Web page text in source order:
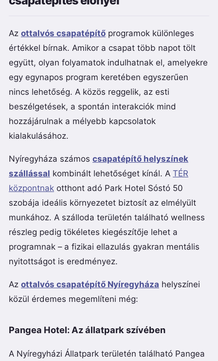
Az ottalvós csapatépítő programok különleges
értékkel bírnak. Amikor a csapat több napot tölt
együtt, olyan folyamatok indulhatnak el, amelyekre
egy egynapos program keretében egyszerűen
nincs lehetőség. A közös reggelik, az esti
beszélgetések, a spontán interakciók mind
hozzájárulnak a mélyebb kapcsolatok
kialakulásához.
Nyíregyháza számos csapatépítő helyszínek
szállással kombinált lehetőséget kínál. A TÉR
központnak otthont adó Park Hotel Sóstó 50
szobája ideális környezetet biztosít az elmélyült
munkához. A szálloda területén található wellness
részleg pedig tökéletes kiegészítője lehet a
programnak – a fizikai ellazulás gyakran mentális
nyitottságot is eredményez.
Az ottalvós csapatépítő Nyíregyháza helyszínei
közül érdemes megemlíteni még:
Pangea Hotel: Az állatpark szívében
A Nyíregyházi Állatpark területén található Pangea